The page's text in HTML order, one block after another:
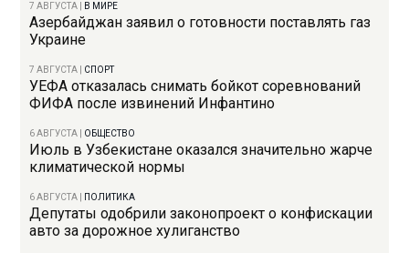
7 АВГУСТА В МИРЕ
Азербайджан заявил о готовности поставлять газ
Украине
7 АВГУСТА СПОРТ
УЕФА отказалась снимать бойкот соревнований
ФИФА после извинений Инфантино
6 АВГУСТА ОБЩЕСТВО
Июль в Узбекистане оказался значительно жарче
климатической нормы
6 АВГУСТА ПОЛИТИКА
Депутаты одобрили законопроект о конфискации
авто за дорожное хулиганство